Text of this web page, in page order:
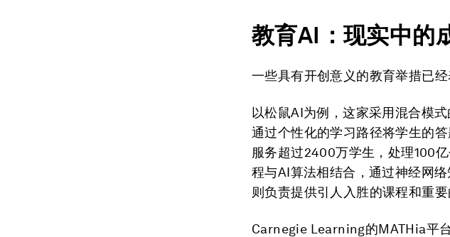
教育AI ：现实中的
一些具有开创意义的教育举措已
以松鼠AI为例，这家采用混合模
通过个性化的学习路径将学生的
服务超过2400万学生，处理100
程与AI算法相结合，通过神经网
则负责提供引人入胜的课程和重要
Carnegie Learning的MATHia平